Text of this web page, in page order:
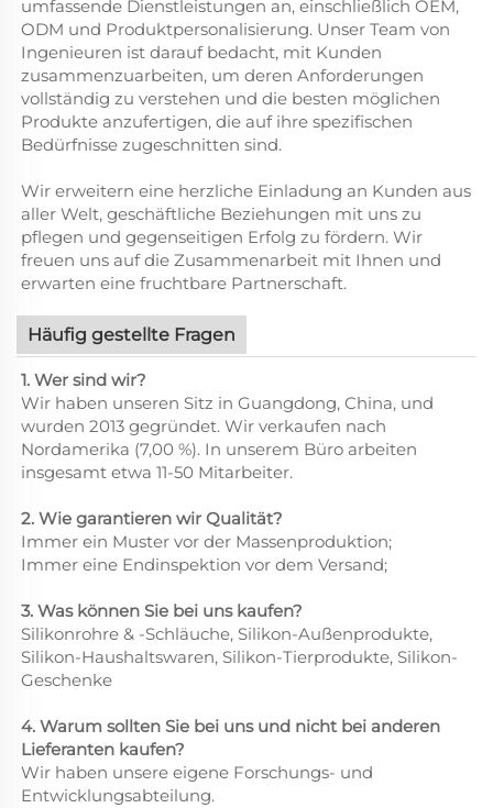
umfassende Dienstleistungen an, einschließlich OEM,
ODM und Produktpersonalisierung. Unser Team von
Ingenieuren ist darauf bedacht, mit Kunden
zusammenzuarbeiten, um deren Anforderungen
vollständig zu verstehen und die besten möglichen
Produkte anzufertigen, die auf ihre spezifischen
Bedürfnisse zugeschnitten sind.
Wir erweitern eine herzliche Einladung an Kunden aus
aller Welt, geschäftliche Beziehungen mit uns zu
pflegen und gegenseitigen Erfolg zu fördern. Wir
freuen uns auf die Zusammenarbeit mit Ihnen und
erwarten eine fruchtbare Partnerschaft.
Häufig gestellte Fragen
1. Wer sind wir?
Wir haben unseren Sitz in Guangdong, China, und
wurden 2013 gegründet. Wir verkaufen nach
Nordamerika (7,00 %). In unserem Büro arbeiten
insgesamt etwa 11-50 Mitarbeiter.
2. Wie garantieren wir Qualität?
Immer ein Muster vor der Massenproduktion;
Immer eine Endinspektion vor dem Versand;
3. Was können Sie bei uns kaufen?
Silikonrohre & -Schläuche, Silikon-Außenprodukte,
Silikon-Haushaltswaren, Silikon-Tierprodukte, Silikon-
Geschenke
4. Warum sollten Sie bei uns und nicht bei anderen
Lieferanten kaufen?
Wir haben unsere eigene Forschungs- und
Entwicklungsabteilung.